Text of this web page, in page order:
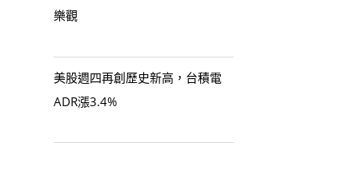
樂觀
美股週四再創歷史新高，台積電
ADR漲3.4%